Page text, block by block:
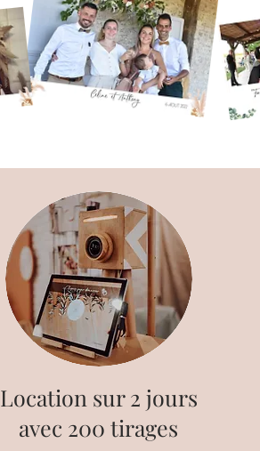
Location sur 2 jours
avec 200 tirages